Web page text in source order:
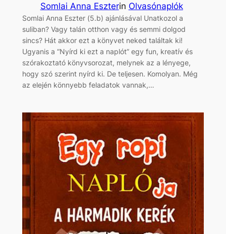
Somlai Anna Eszterin Olvasónaplók
Somlai Anna Eszter (5.b) ajánlásával Unatkozol a
suliban? Vagy talán otthon vagy és semmi dolgod
sincs? Hát akkor ezt a könyvet neked találtak ki!
Ugyanis a “Nyírd ki ezt a naplót” egy fun, kreatív és
szórakoztató könyvsorozat, melynek az a lényege,
hogy szó szerint nyírd ki. De teljesen. Komolyan. Még
az elején könnyebb feladatok vannak,…